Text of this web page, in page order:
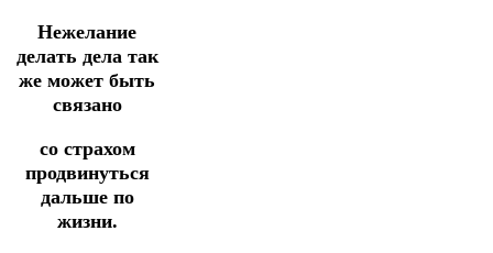
Нежелание
делать дела так
же может быть
связано
со страхом
продвинуться
дальше по
жизни.